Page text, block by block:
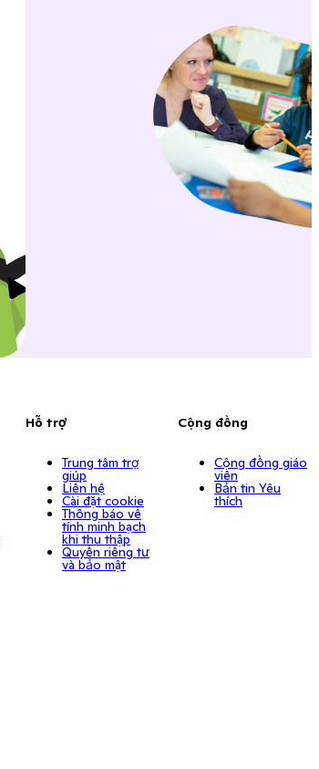
Hỗ trợ
Trung tâm trợ
giúp
Liên hệ
Cài đặt cookie
Thông báo về
tính minh bạch
khi thu thập
Quyền riêng tư
và bảo mật
Cộng đồng
Cộng đồng giáo
viên
Bản tin Yêu
thích